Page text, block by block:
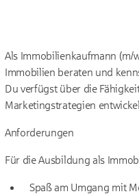
Als Immobilienkaufmann (m/
Immobilien beraten und
Du verfügst über die
Marketingstrategien
Anforderungen
Für die Ausbildung als
Spaß am Umgang mit